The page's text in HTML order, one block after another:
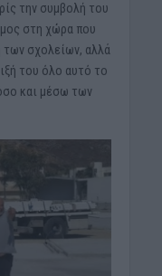
την συμβολή του
στη χώρα που
των σχολείων, αλλά
του όλο αυτό το
και μέσω των